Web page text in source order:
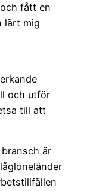
fått en
lärt mig
och utför
till att
är